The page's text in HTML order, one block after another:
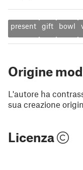
present gift bowl
Origine
L'autore ha
sua creazione
Licenza